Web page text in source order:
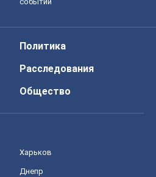
Политика
Расследования
Общество
Харьков
Днепр